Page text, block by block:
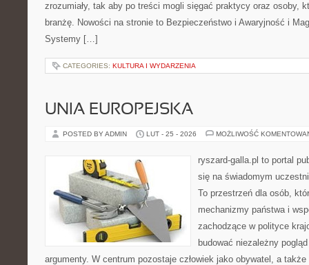
zrozumiały, tak aby po treści mogli sięgać praktycy oraz osoby,
branżę. Nowości na stronie to Bezpieczeństwo i Awaryjność i
Systemy […]
CATEGORIES: KULTURA I WYDARZENIA
UNIA EUROPEJSKA
POSTED BY ADMIN LUT - 25 - 2026 MOŻLIWOŚĆ
ryszard-galla.pl to portal
się na świadomym
To przestrzeń dla osób,
mechanizmy państwa i
zachodzące w polityce
budować niezależny
argumenty. W centrum pozostaje człowiek jako obywatel, a